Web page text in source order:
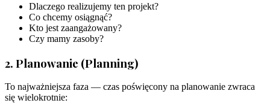
Dlaczego realizujemy ten projekt?
Co chcemy osiągnąć?
Kto jest zaangażowany?
Czy mamy zasoby?
2. Planowanie (Planning)
To najważniejsza faza — czas poświęcony na planowanie zwraca
się wielokrotnie: